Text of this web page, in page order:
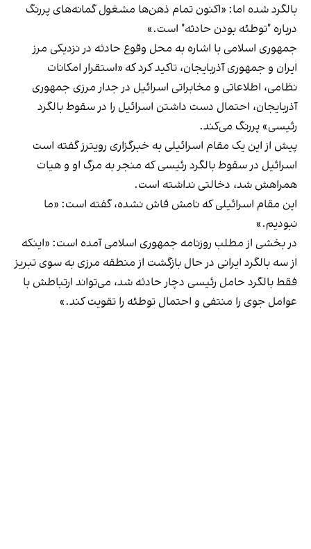
بالگرد شده اما: «اکنون تمام ذهن‌ها مشغول گمانه‌های پررنگ
درباره "توطئه بودن حادثه" است.»
جمهوری اسلامی با اشاره به محل وقوع حادثه در نزدیکی مرز
ایران و جمهوری آذربایجان، تاکید کرد که «استقرار امکانات
نظامی، اطلاعاتی و مخابراتی اسرائیل در جدار مرزی جمهوری
آذربایجان، احتمال دست داشتن اسرائیل را در سقوط بالگرد
رئیسی» پررنگ می‌کند.
پیش از این یک مقام اسرائیلی به خبرگزاری رویترز گفته است
اسرائیل در سقوط بالگرد رئیسی که منجر به مرگ او و هیات
همراهش شد، دخالتی نداشته است.
این مقام اسرائیلی که نامش فاش نشده، گفته است: «ما
نبودیم.»
در بخشی از مطلب روزنامه جمهوری اسلامی آمده است: «اینکه
از سه بالگرد ایرانی در حال بازگشت از منطقه مرزی به سوی تبریز
فقط بالگرد حامل رئیسی دچار حادثه شد، می‌تواند ارتباطش با
عوامل جوی را منتفی و احتمال توطئه را تقویت کند.»